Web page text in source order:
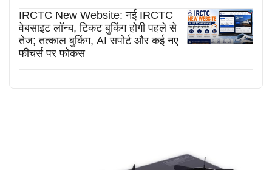
IRCTC New Website: नई IRCTC
वेबसाइट लॉन्च, टिकट बुकिंग होगी पहले से
तेज; तत्काल बुकिंग, AI सपोर्ट और कई नए
फीचर्स पर फोकस